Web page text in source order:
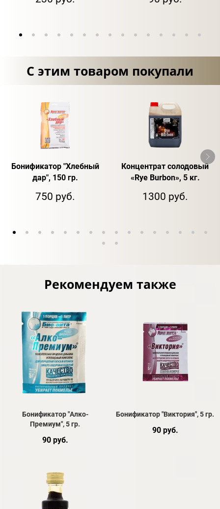
С этим товаром покупали
Бонификатор "Хлебный
дар", 150 гр.
750 руб.
Концентрат солодовый
«Rye Burbon», 5 кг.
1300 руб.
Рекомендуем также
Бонификатор "Алко-
Премиум", 5 гр.
90 руб.
Бонификатор "Виктория", 5 гр.
90 руб.